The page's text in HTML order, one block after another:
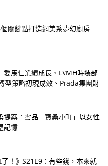
關鍵點打造網美系夢幻廚房
愛馬仕業績成長、LVMH時裝部
型策略初現成效、Prada集團財
提案：雲品「寶桑小町」以女性
記憶
了！》S21E9：有些錢，本來就